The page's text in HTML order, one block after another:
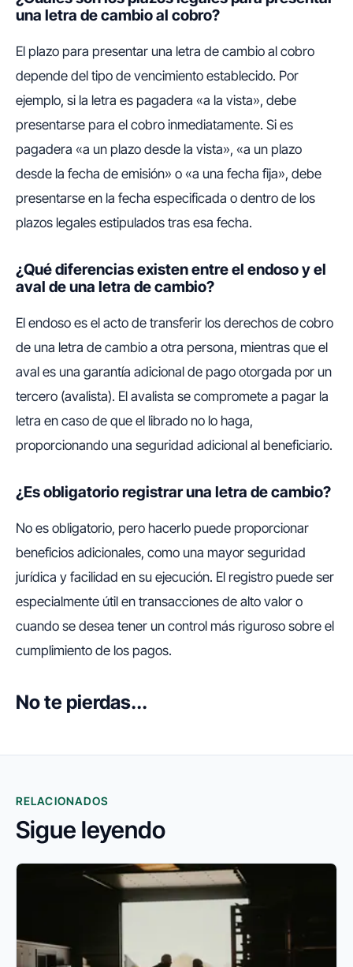
una letra de cambio al cobro?
El plazo para presentar una letra de cambio al cobro
depende del tipo de vencimiento establecido. Por
ejemplo, si la letra es pagadera «a la vista», debe
presentarse para el cobro inmediatamente. Si es
pagadera «a un plazo desde la vista», «a un plazo
desde la fecha de emisión» o «a una fecha fija», debe
presentarse en la fecha especificada o dentro de los
plazos legales estipulados tras esa fecha.
¿Qué diferencias existen entre el endoso y el
aval de una letra de cambio?
El endoso es el acto de transferir los derechos de cobro
de una letra de cambio a otra persona, mientras que el
aval es una garantía adicional de pago otorgada por un
tercero (avalista). El avalista se compromete a pagar la
letra en caso de que el librado no lo haga,
proporcionando una seguridad adicional al beneficiario.
¿Es obligatorio registrar una letra de cambio?
No es obligatorio, pero hacerlo puede proporcionar
beneficios adicionales, como una mayor seguridad
jurídica y facilidad en su ejecución. El registro puede ser
especialmente útil en transacciones de alto valor o
cuando se desea tener un control más riguroso sobre el
cumplimiento de los pagos.
No te pierdas...
RELACIONADOS
Sigue leyendo